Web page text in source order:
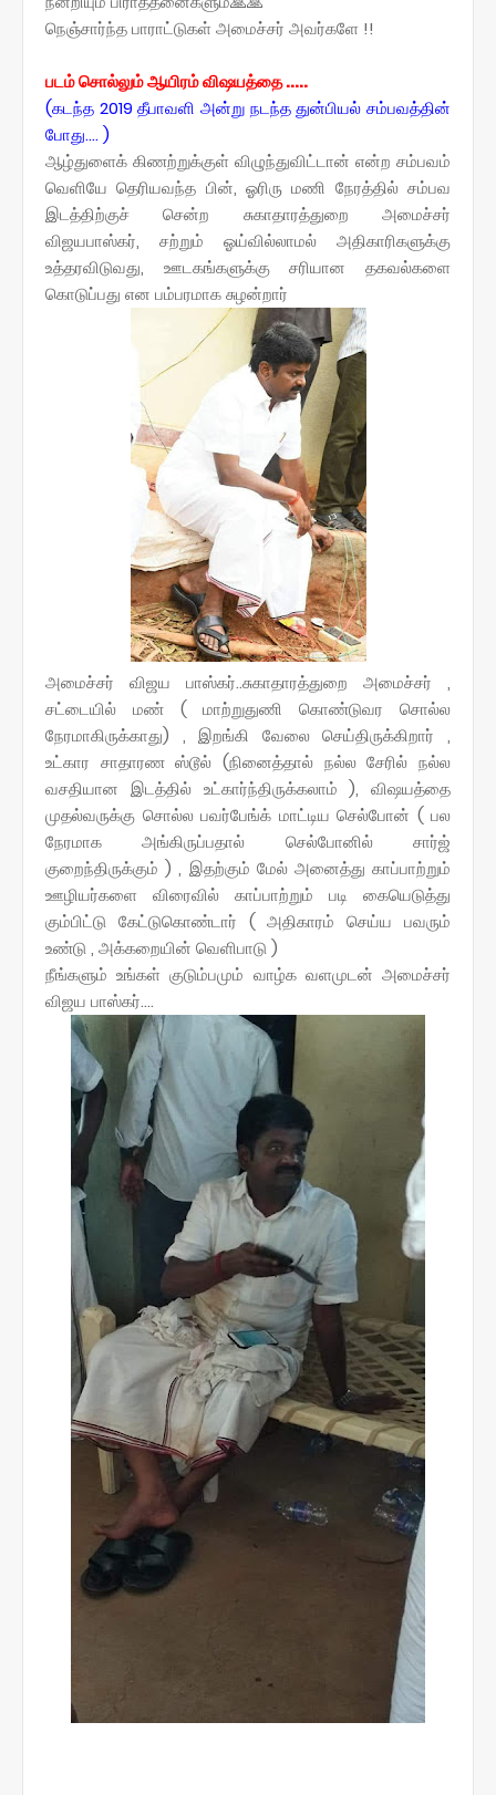
நெஞ்சார்ந்த பாராட்டுகள் அமைச்சர் அவர்களே !!
படம் சொல்லும் ஆயிரம் விஷயத்தை .....
(கடந்த 2019 தீபாவளி அன்று நடந்த துன்பியல் சம்பவத்தின்
போது.... )
ஆழ்துளைக் கிணற்றுக்குள் விழுந்துவிட்டான் என்ற சம்பவம்
வெளியே தெரியவந்த பின், ஓரிரு மணி நேரத்தில் சம்பவ
இடத்திற்குச் சென்ற சுகாதாரத்துறை அமைச்சர்
விஜயபாஸ்கர், சற்றும் ஓய்வில்லாமல் அதிகாரிகளுக்கு
உத்தரவிடுவது, ஊடகங்களுக்கு சரியான தகவல்களை
கொடுப்பது என பம்பரமாக சுழன்றார்
அமைச்சர் விஜய பாஸ்கர்..சுகாதாரத்துறை அமைச்சர் ,
சட்டையில் மண் ( மாற்றுதுணி கொண்டுவர சொல்ல
நேரமாகிருக்காது) , இறங்கி வேலை செய்திருக்கிறார் ,
உட்கார சாதாரண ஸ்டூல் (நினைத்தால் நல்ல சேரில் நல்ல
வசதியான இடத்தில் உட்கார்ந்திருக்கலாம் ), விஷயத்தை
முதல்வருக்கு சொல்ல பவர்பேங்க் மாட்டிய செல்போன் ( பல
நேரமாக அங்கிருப்பதால் செல்போனில் சார்ஜ்
குறைந்திருக்கும் ) , இதற்கும் மேல் அனைத்து காப்பாற்றும்
ஊழியர்களை விரைவில் காப்பாற்றும் படி கையெடுத்து
கும்பிட்டு கேட்டுகொண்டார் ( அதிகாரம் செய்ய பவரும்
உண்டு , அக்கறையின் வெளிபாடு )
நீங்களும் உங்கள் குடும்பமும் வாழ்க வளமுடன் அமைச்சர்
விஜய பாஸ்கர்....